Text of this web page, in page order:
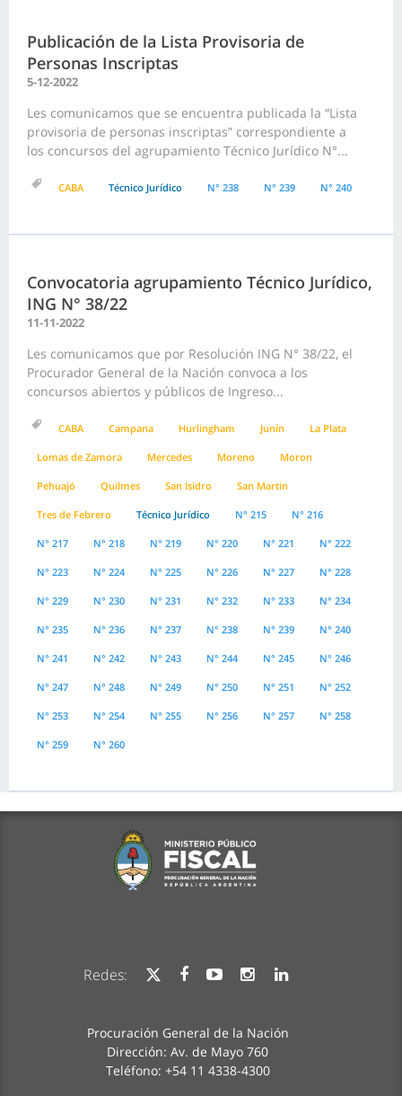
Publicación de la Lista Provisoria de
Personas Inscriptas
5-12-2022
Les comunicamos que se encuentra publicada la “Lista
provisoria de personas inscriptas” correspondiente a
los concursos del agrupamiento Técnico Jurídico N°...
CABA Técnico Jurídico N° 238 N° 239 N° 240
Convocatoria agrupamiento Técnico Jurídico,
ING N° 38/22
11-11-2022
Les comunicamos que por Resolución ING N° 38/22, el
Procurador General de la Nación convoca a los
concursos abiertos y públicos de Ingreso...
CABA Campana Hurlingham Junín La Plata
Lomas de Zamora Mercedes Moreno Moron
Pehuajó Quilmes San Isidro San Martin
Tres de Febrero Técnico Jurídico N° 215 N° 216
N° 217 N° 218 N° 219 N° 220 N° 221 N° 222
N° 223 N° 224 N° 225 N° 226 N° 227 N° 228
N° 229 N° 230 N° 231 N° 232 N° 233 N° 234
N° 235 N° 236 N° 237 N° 238 N° 239 N° 240
N° 241 N° 242 N° 243 N° 244 N° 245 N° 246
N° 247 N° 248 N° 249 N° 250 N° 251 N° 252
N° 253 N° 254 N° 255 N° 256 N° 257 N° 258
N° 259 N° 260
Redes:
Procuración General de la Nación
Dirección: Av. de Mayo 760
Teléfono: +54 11 4338-4300